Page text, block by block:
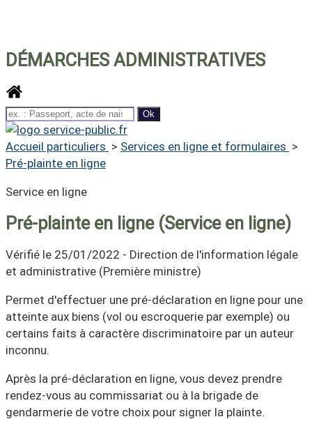
DÉMARCHES ADMINISTRATIVES
Accueil particuliers > Services en ligne et formulaires >
Pré-plainte en ligne
Service en ligne
Pré-plainte en ligne (Service en ligne)
Vérifié le 25/01/2022 - Direction de l'information légale
et administrative (Première ministre)
Permet d'effectuer une pré-déclaration en ligne pour une
atteinte aux biens (vol ou escroquerie par exemple) ou
certains faits à caractère discriminatoire par un auteur
inconnu.
Après la pré-déclaration en ligne, vous devez prendre
rendez-vous au commissariat ou à la brigade de
gendarmerie de votre choix pour signer la plainte.